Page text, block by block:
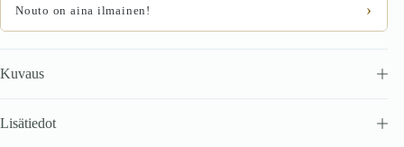
Nouto on aina ilmainen! ›
Kuvaus
Lisätiedot